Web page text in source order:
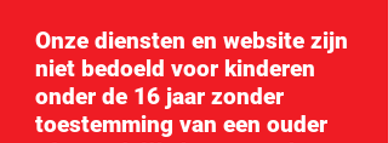
Onze diensten en website zijn
niet bedoeld voor kinderen
onder de 16 jaar zonder
toestemming van een ouder